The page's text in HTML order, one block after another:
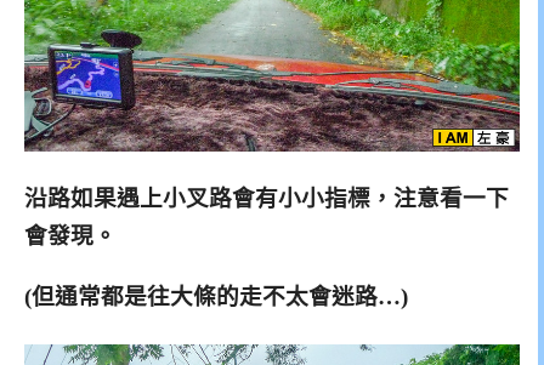
沿路如果遇上小叉路會有小小指標，注意看一下
會發現。
(但通常都是往大條的走不太會迷路…)